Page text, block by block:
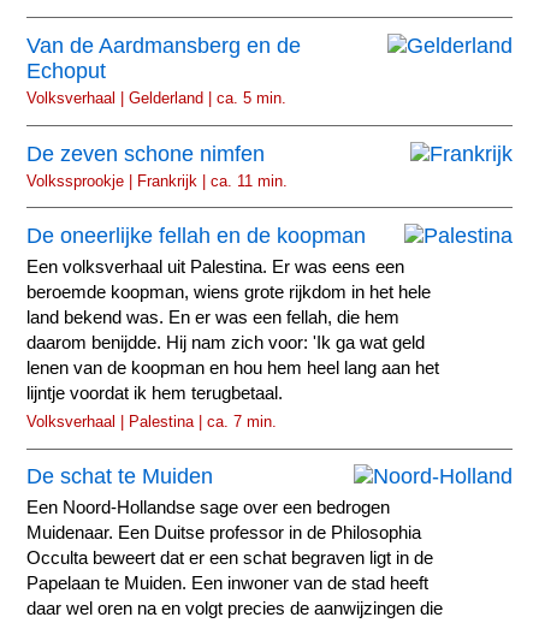
Van de Aardmansberg en de
Echoput
Volksverhaal | Gelderland | ca. 5 min.
De zeven schone nimfen
Volkssprookje | Frankrijk | ca. 11 min.
De oneerlijke fellah en de koopman
Een volksverhaal uit Palestina. Er was eens een
beroemde koopman, wiens grote rijkdom in het hele
land bekend was. En er was een fellah, die hem
daarom benijdde. Hij nam zich voor: 'Ik ga wat geld
lenen van de koopman en hou hem heel lang aan het
lijntje voordat ik hem terugbetaal.
Volksverhaal | Palestina | ca. 7 min.
De schat te Muiden
Een Noord-Hollandse sage over een bedrogen
Muidenaar. Een Duitse professor in de Philosophia
Occulta beweert dat er een schat begraven ligt in de
Papelaan te Muiden. Een inwoner van de stad heeft
daar wel oren na en volgt precies de aanwijzingen die